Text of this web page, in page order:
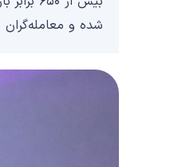
شده و معامله‌گران در مجموع نزدیک به